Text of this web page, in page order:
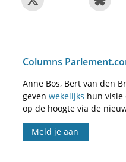
Columns
Anne Bos, Bert van den
geven wekelijks hun visie
op de hoogte via de
Meld je aan